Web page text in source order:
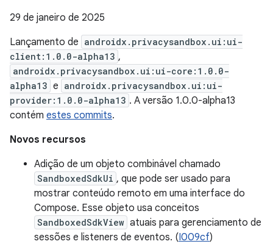
29 de janeiro de 2025
Lançamento de androidx.privacysandbox.ui:ui-
client:1.0.0-alpha13 ,
androidx.privacysandbox.ui:ui-core:1.0.0-
alpha13 e androidx.privacysandbox.ui:ui-
provider:1.0.0-alpha13 . A versão 1.0.0-alpha13
contém estes commits.
Novos recursos
Adição de um objeto combinável chamado
SandboxedSdkUi , que pode ser usado para
mostrar conteúdo remoto em uma interface do
Compose. Esse objeto usa conceitos
SandboxedSdkView atuais para gerenciamento de
sessões e listeners de eventos. (I009cf)